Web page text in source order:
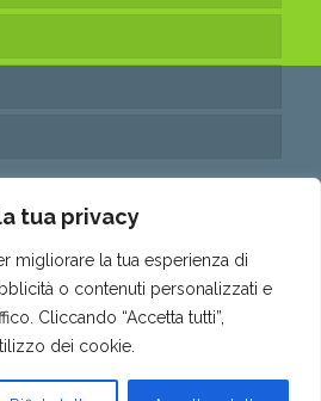
tua privacy
migliorare la tua esperienza di
o contenuti personalizzati e
Cliccando “Accetta tutti”,
dei cookie.
03315530653 • REA: SA- 288797 •
by AMALFIWEB